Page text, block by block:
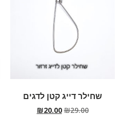
שחילר דייג קטן לדגים
₪29.00
₪20.00